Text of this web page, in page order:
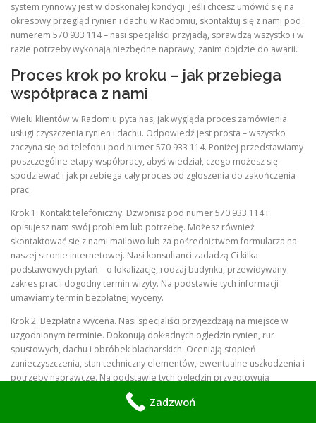
system rynnowy jest w doskonałej kondycji. Jeśli chcesz umówić się na
okresowy przegląd rynien i dachu w Radomiu, skontaktuj się z nami pod
numerem 570 933 114 – nasi specjaliści przyjadą, sprawdzą wszystko i w
razie potrzeby wykonają niezbędne naprawy, zanim dojdzie do awarii.
Proces krok po kroku – jak przebiega
współpraca z nami
Wielu klientów w Radomiu pyta nas, jak wygląda proces zamówienia
usługi czyszczenia rynien i dachu. Odpowiedź jest prosta – wszystko
zaczyna się od telefonu pod numer 570 933 114. Poniżej przedstawiamy
poszczególne etapy współpracy, abyś wiedział, czego możesz się
spodziewać i jak przebiega cały proces od zgłoszenia do zakończenia
prac.
Krok 1: Kontakt telefoniczny. Dzwonisz pod numer 570 933 114 i
opisujesz nam swój problem lub potrzebę. Możesz również
skontaktować się z nami mailowo lub za pośrednictwem formularza na
naszej stronie internetowej. Nasi konsultanci zadadzą Ci kilka
podstawowych pytań – o lokalizację, rodzaj budynku, przewidywany
zakres prac i dogodny termin wizyty. Na podstawie tych informacji
umawiamy termin bezpłatnej wyceny.
Krok 2: Bezpłatna wycena. Nasi specjaliści przyjeżdżają na miejsce w
uzgodnionym terminie. Dokonują dokładnych oględzin rynien, rur
spustowych, dachu i obróbek blacharskich. Oceniają stopień
zanieczyszczenia, stan techniczny elementów, ewentualne uszkodzenia i
potrzeby naprawcze. Na podstawie tych oględzin przygotowują
szczegółową wycenę, która obejmuje wszystkie niezbędne prace oraz
koszty materiałów. Wycena jest bezpłatna i niezobowiązująca – jeśli nie
Zadzwoń